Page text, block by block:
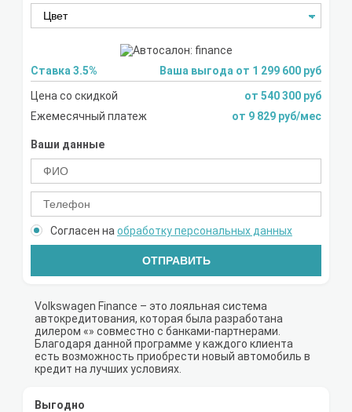
Ставка 3.5%
Ваша выгода от 1 299 600 руб
Цена со скидкой
от 540 300 руб
Ежемесячный платеж
от 9 829 руб/мес
Ваши данные
Согласен на обработку персональных данных
ОТПРАВИТЬ
Volkswagen Finance – это лояльная система
автокредитования, которая была разработана
дилером «» совместно с банками-партнерами.
Благодаря данной программе у каждого клиента
есть возможность приобрести новый автомобиль в
кредит на лучших условиях.
Выгодно